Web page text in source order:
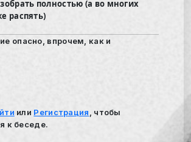
полностью (а во многих
распять)
опасно, впрочем, как и
или Регистрация
, чтобы
к беседе.